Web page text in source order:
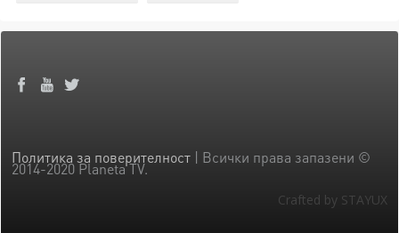
Политика за поверителност | Всички права запазени ©
2014-2020 Planeta TV.
Crafted by STAYUX